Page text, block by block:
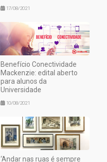
17/08/2021
Benefício Conectividade
Mackenzie: edital aberto
para alunos da
Universidade
10/08/2021
‘Andar nas ruas é sempre